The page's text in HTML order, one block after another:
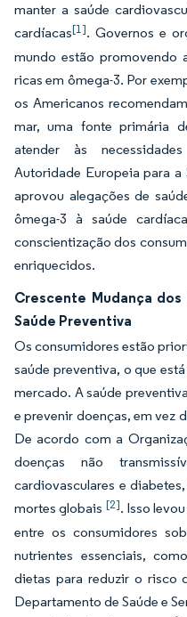
manter a saúde
cardíacas[1]. Governos e
mundo estão promovendo
ricas em ômega-3. Por
os Americanos
mar, uma fonte primária
atender às
Autoridade Europeia para a
aprovou alegações de
ômega-3 à saúde
conscientização dos
enriquecidos.
Crescente Mudança
Saúde Preventiva
Os consumidores estão
saúde preventiva, o que
mercado. A saúde
e prevenir doenças, em vez
De acordo com a
doenças não
cardiovasculares e
mortes globais [2]. Isso
entre os consumidores
nutrientes essenciais,
dietas para reduzir o risco
Departamento de Saúde e